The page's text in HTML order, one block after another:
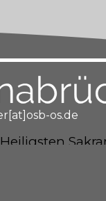
os.de